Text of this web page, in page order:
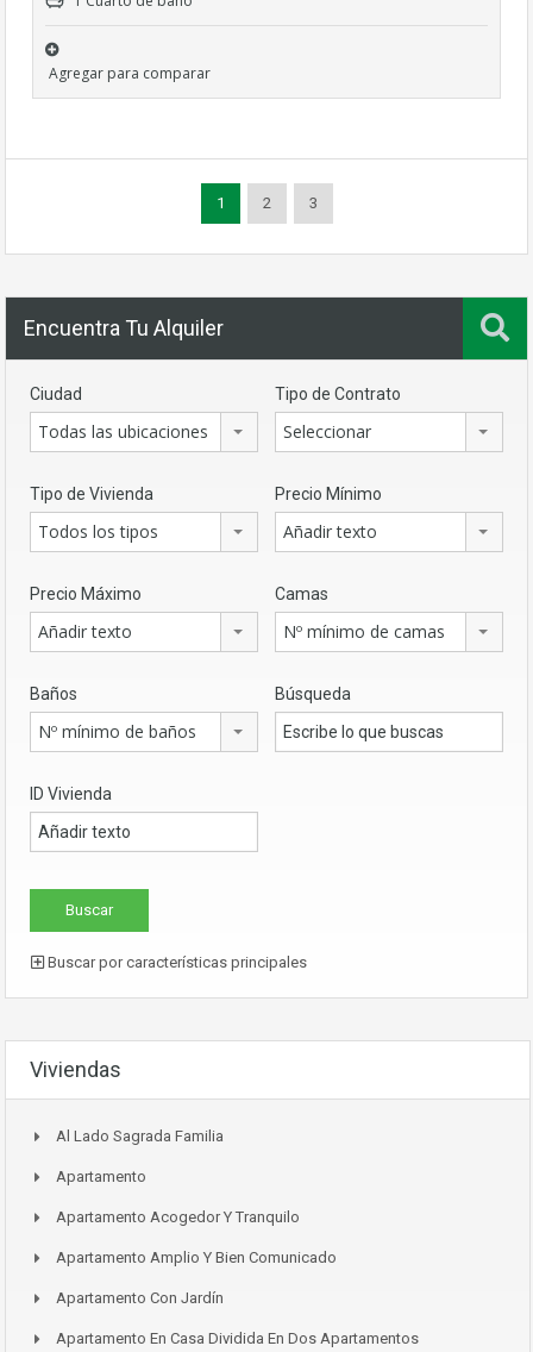
Agregar para comparar
1 2 3
Encuentra Tu Alquiler
Ciudad
Todas las ubicaciones
Tipo de Contrato
Seleccionar
Tipo de Vivienda
Todos los tipos
Precio Mínimo
Añadir texto
Precio Máximo
Añadir texto
Camas
Nº mínimo de camas
Baños
Nº mínimo de baños
Búsqueda
ID Vivienda
Buscar por características principales
Viviendas
Al Lado Sagrada Familia
Apartamento
Apartamento Acogedor Y Tranquilo
Apartamento Amplio Y Bien Comunicado
Apartamento Con Jardín
Apartamento En Casa Dividida En Dos Apartamentos